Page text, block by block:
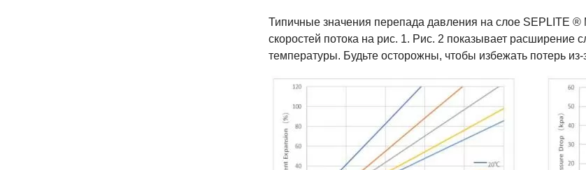
Типичные значения перепада давления на слое SEPLITE
скоростей потока на рис. 1. Рис. 2 показывает расширение
температуры. Будьте осторожны, чтобы избежать потерь